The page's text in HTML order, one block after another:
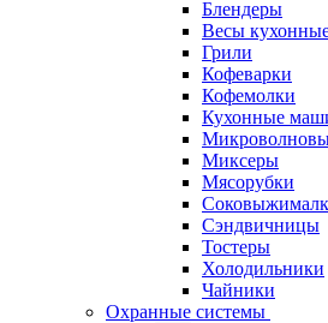
Блендеры
Весы
Грили
Кофеварки
Кофемолки
Кухонные
Миксеры
Мясорубки
Сэндвичницы
Тостеры
Холодильники
Чайники
Охранные системы